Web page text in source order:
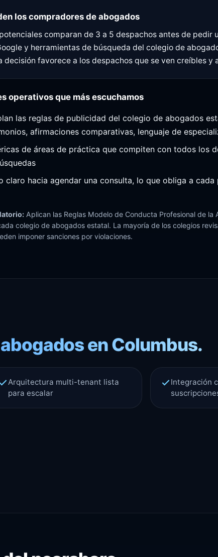
los compradores de abogados
comparan de 3 a 5 despachos antes de pedir
y herramientas de búsqueda del colegio de
decisión favorece a los despachos que se ven creíbles y
operativos que más escuchamos
las reglas de publicidad del colegio de abogados
afirmaciones comparativas, lenguaje de
de áreas de práctica que compiten con todos los
claro hacia agendar una consulta, lo que obliga a
Aplican las Reglas Modelo de Conducta Profesional de la
colegio de abogados estatal. La mayoría de los colegios
imponer sanciones por violaciones.
en Columbus.
Arquitectura multi-tenant lista
para escalar
Integración